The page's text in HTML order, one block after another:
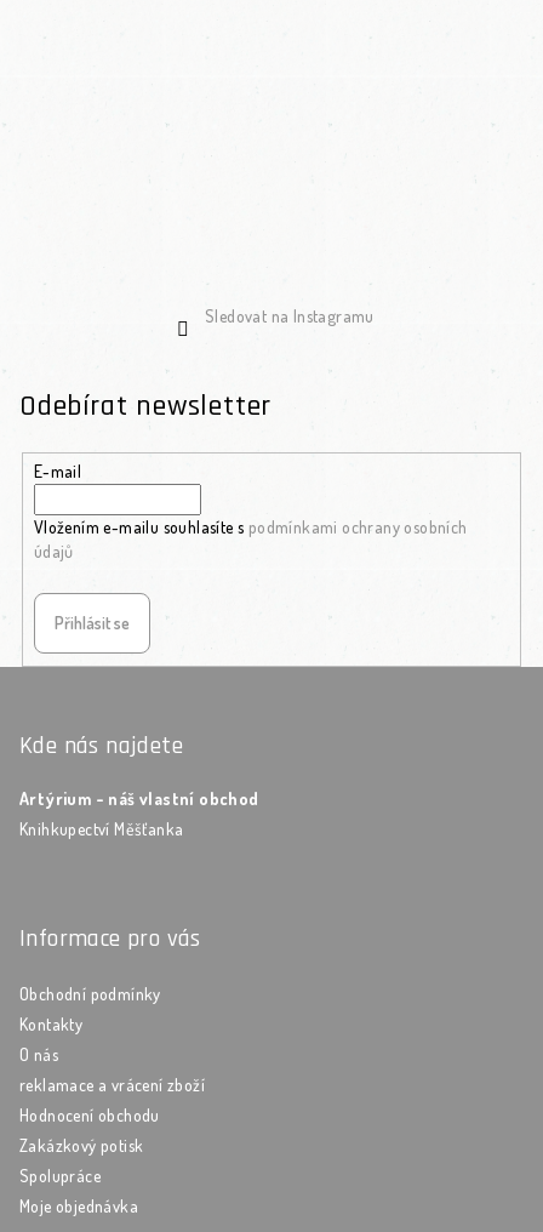
Sledovat na Instagramu
Odebírat newsletter
E-mail
Vložením e-mailu souhlasíte s podmínkami ochrany osobních
údajů
Přihlásit se
Kde nás najdete
Artýrium - náš vlastní obchod
Knihkupectví Měšťanka
Informace pro vás
Obchodní podmínky
Kontakty
O nás
reklamace a vrácení zboží
Hodnocení obchodu
Zakázkový potisk
Spolupráce
Moje objednávka